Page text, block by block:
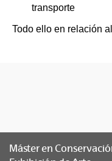
transporte
Todo ello en relación
Máster en